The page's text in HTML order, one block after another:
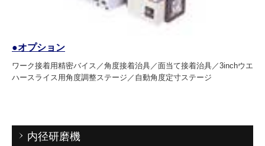
●オプション
ワーク接着用精密バイス／角度接着治具／面当て接着治具／3inchウエ
ハースライス用角度調整ステージ／自動角度定寸ステージ
内径研磨機